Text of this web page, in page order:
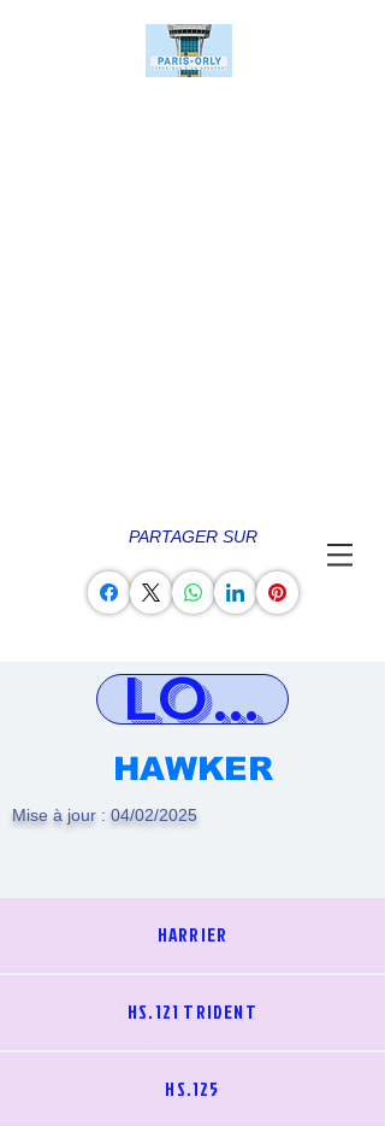
PARTAGER SUR
LOG
HAWKER
Mise à jour : 04/02/2025
HARRIER
HS.121 TRIDENT
HS.125